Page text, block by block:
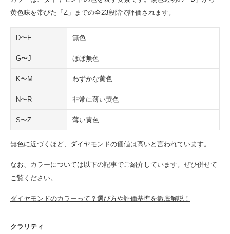
黄色味を帯びた「Z」までの全23段階で評価されます。
D〜F 無色
G〜J ほぼ無色
K〜M わずかな黄色
N〜R 非常に薄い黄色
S〜Z 薄い黄色
無色に近づくほど、ダイヤモンドの価値は高いと言われています。
なお、カラーについては以下の記事でご紹介しています。ぜひ併せて
ご覧ください。
ダイヤモンドのカラーって？選び方や評価基準を徹底解説！
クラリティ